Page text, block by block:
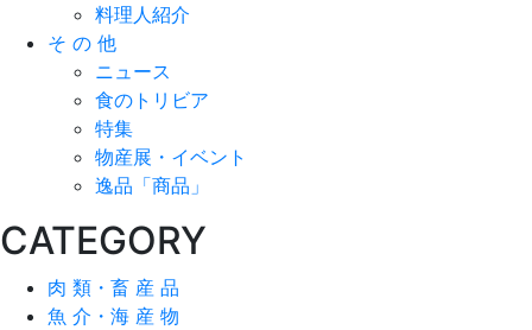
料理人紹介
そ の 他
ニュース
食のトリビア
特集
物産展・イベント
逸品「商品」
CATEGORY
肉 類・畜 産 品
魚 介・海 産 物